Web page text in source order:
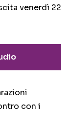
venerdì 22
con i